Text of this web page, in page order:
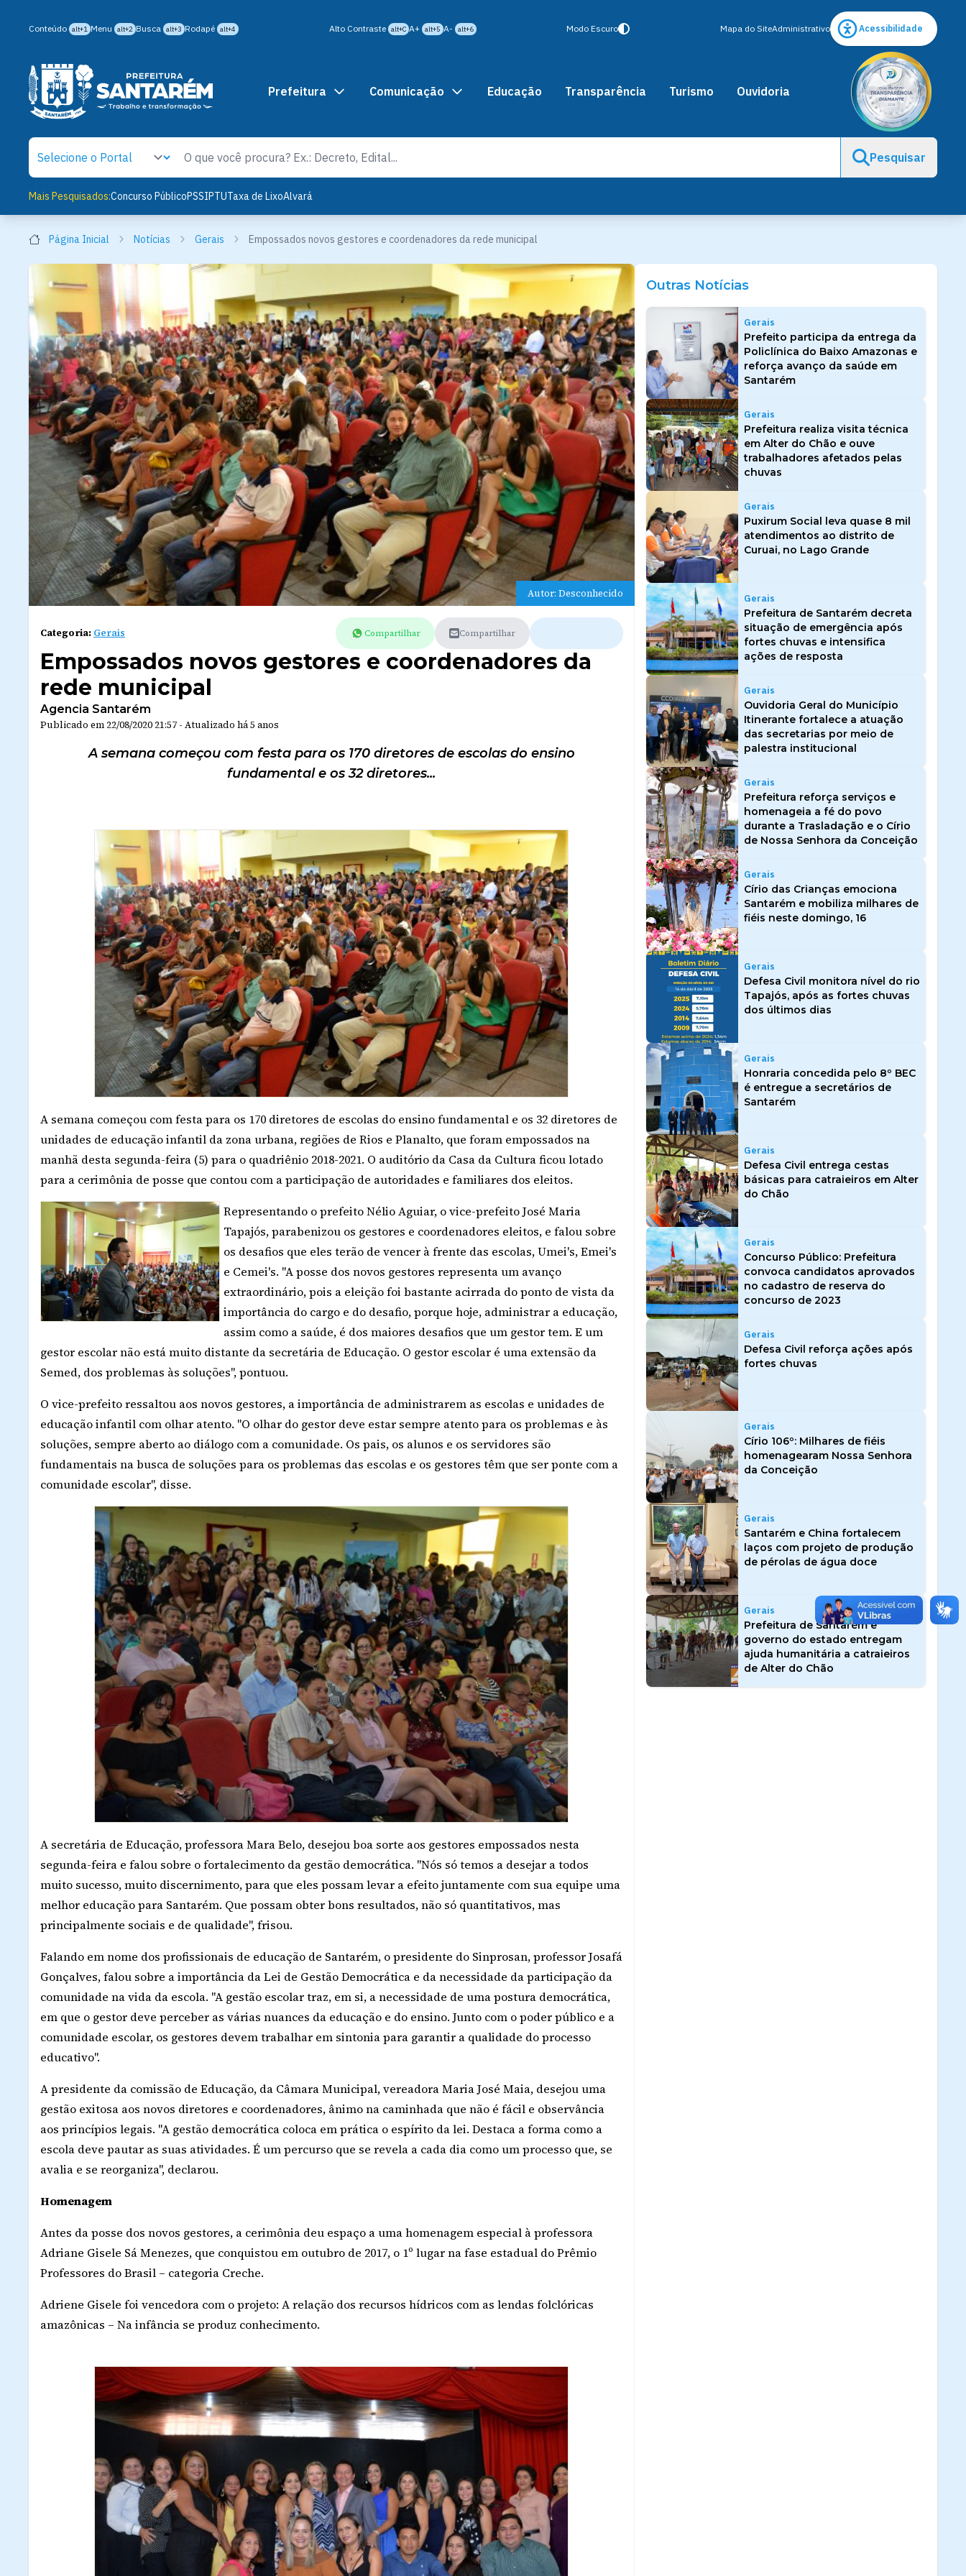
Conteúdo alt+1 Menu alt+2 Busca alt+3 Rodapé alt+4 Alto Contraste alt+C A+ alt+5 A- alt+6 Modo Escuro Mapa do SiteAdministrativo Acessibilidade
Prefeitura Comunicação Educação Transparência Turismo Ouvidoria
Pesquisar
Mais Pesquisados:Concurso PúblicoPSSIPTUTaxa de LixoAlvará
Página Inicial Notícias Gerais Empossados novos gestores e coordenadores da rede municipal
Autor: Desconhecido
Categoria: Gerais Compartilhar Compartilhar
Empossados novos gestores e coordenadores da
rede municipal
Agencia Santarém
Publicado em 22/08/2020 21:57 - Atualizado há 5 anos
A semana começou com festa para os 170 diretores de escolas do ensino
fundamental e os 32 diretores...
A semana começou com festa para os 170 diretores de escolas do ensino fundamental e os 32 diretores de
unidades de educação infantil da zona urbana, regiões de Rios e Planalto, que foram empossados na
manhã desta segunda-feira (5) para o quadriênio 2018-2021. O auditório da Casa da Cultura ficou lotado
para a cerimônia de posse que contou com a participação de autoridades e familiares dos eleitos.
Representando o prefeito Nélio Aguiar, o vice-prefeito José Maria
Tapajós, parabenizou os gestores e coordenadores eleitos, e falou sobre
os desafios que eles terão de vencer à frente das escolas, Umei's, Emei's
e Cemei's. "A posse dos novos gestores representa um avanço
extraordinário, pois a eleição foi bastante acirrada do ponto de vista da
importância do cargo e do desafio, porque hoje, administrar a educação,
assim como a saúde, é dos maiores desafios que um gestor tem. E um
gestor escolar não está muito distante da secretária de Educação. O gestor escolar é uma extensão da
Semed, dos problemas às soluções", pontuou.
O vice-prefeito ressaltou aos novos gestores, a importância de administrarem as escolas e unidades de
educação infantil com olhar atento. "O olhar do gestor deve estar sempre atento para os problemas e às
soluções, sempre aberto ao diálogo com a comunidade. Os pais, os alunos e os servidores são
fundamentais na busca de soluções para os problemas das escolas e os gestores têm que ser ponte com a
comunidade escolar", disse.
A secretária de Educação, professora Mara Belo, desejou boa sorte aos gestores empossados nesta
segunda-feira e falou sobre o fortalecimento da gestão democrática. "Nós só temos a desejar a todos
muito sucesso, muito discernimento, para que eles possam levar a efeito juntamente com sua equipe uma
melhor educação para Santarém. Que possam obter bons resultados, não só quantitativos, mas
principalmente sociais e de qualidade", frisou.
Falando em nome dos profissionais de educação de Santarém, o presidente do Sinprosan, professor Josafá
Gonçalves, falou sobre a importância da Lei de Gestão Democrática e da necessidade da participação da
comunidade na vida da escola. "A gestão escolar traz, em si, a necessidade de uma postura democrática,
em que o gestor deve perceber as várias nuances da educação e do ensino. Junto com o poder público e a
comunidade escolar, os gestores devem trabalhar em sintonia para garantir a qualidade do processo
educativo".
A presidente da comissão de Educação, da Câmara Municipal, vereadora Maria José Maia, desejou uma
gestão exitosa aos novos diretores e coordenadores, ânimo na caminhada que não é fácil e observância
aos princípios legais. "A gestão democrática coloca em prática o espírito da lei. Destaca a forma como a
escola deve pautar as suas atividades. É um percurso que se revela a cada dia como um processo que, se
avalia e se reorganiza", declarou.
Homenagem
Antes da posse dos novos gestores, a cerimônia deu espaço a uma homenagem especial à professora
Adriane Gisele Sá Menezes, que conquistou em outubro de 2017, o 1º lugar na fase estadual do Prêmio
Professores do Brasil – categoria Creche.
Adriene Gisele foi vencedora com o projeto: A relação dos recursos hídricos com as lendas folclóricas
amazônicas – Na infância se produz conhecimento.
Outras Notícias
Gerais
Prefeito participa da entrega da
Policlínica do Baixo Amazonas e
reforça avanço da saúde em
Santarém
Gerais
Prefeitura realiza visita técnica
em Alter do Chão e ouve
trabalhadores afetados pelas
chuvas
Gerais
Puxirum Social leva quase 8 mil
atendimentos ao distrito de
Curuai, no Lago Grande
Gerais
Prefeitura de Santarém decreta
situação de emergência após
fortes chuvas e intensifica
ações de resposta
Gerais
Ouvidoria Geral do Município
Itinerante fortalece a atuação
das secretarias por meio de
palestra institucional
Gerais
Prefeitura reforça serviços e
homenageia a fé do povo
durante a Trasladação e o Círio
de Nossa Senhora da Conceição
Gerais
Círio das Crianças emociona
Santarém e mobiliza milhares de
fiéis neste domingo, 16
Gerais
Defesa Civil monitora nível do rio
Tapajós, após as fortes chuvas
dos últimos dias
Gerais
Honraria concedida pelo 8º BEC
é entregue a secretários de
Santarém
Gerais
Defesa Civil entrega cestas
básicas para catraieiros em Alter
do Chão
Gerais
Concurso Público: Prefeitura
convoca candidatos aprovados
no cadastro de reserva do
concurso de 2023
Gerais
Defesa Civil reforça ações após
fortes chuvas
Gerais
Círio 106º: Milhares de fiéis
homenagearam Nossa Senhora
da Conceição
Gerais
Santarém e China fortalecem
laços com projeto de produção
de pérolas de água doce
Gerais
Prefeitura de Santarém e
governo do estado entregam
ajuda humanitária a catraieiros
de Alter do Chão